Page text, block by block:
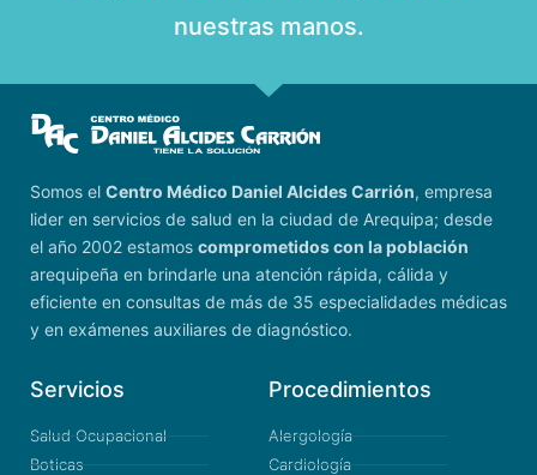
nuestras manos.
Somos el Centro Médico Daniel Alcides Carrión, empresa
lider en servicios de salud en la ciudad de Arequipa; desde
el año 2002 estamos comprometidos con la población
arequipeña en brindarle una atención rápida, cálida y
eficiente en consultas de más de 35 especialidades médicas
y en exámenes auxiliares de diagnóstico.
Servicios
Salud Ocupacional
Boticas
Procedimientos
Alergología
Cardiología